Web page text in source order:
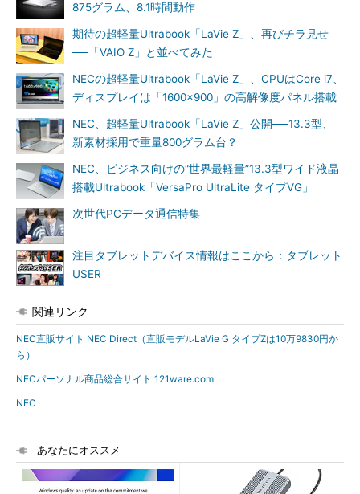
875グラム、8.1時間動作
期待の超軽量Ultrabook「LaVie Z」、再びチラ見せ
──「VAIO Z」と並べてみた
NECの超軽量Ultrabook「LaVie Z」、CPUはCore i7、
ディスプレイは「1600×900」の高解像度パネル搭載
NEC、超軽量Ultrabook「LaVie Z」公開──13.3型、
新素材採用で重量800グラム台？
NEC、ビジネス向けの“世界最軽量”13.3型ワイド液晶
搭載Ultrabook「VersaPro UltraLite タイプVG」
次世代PCデータ通信特集
注目タブレットデバイス情報はここから：タブレット
USER
関連リンク
NEC直販サイト NEC Direct（直販モデルLaVie G タイプZは10万9830円か
ら）
NECパーソナル商品総合サイト 121ware.com
NEC
あなたにオススメ